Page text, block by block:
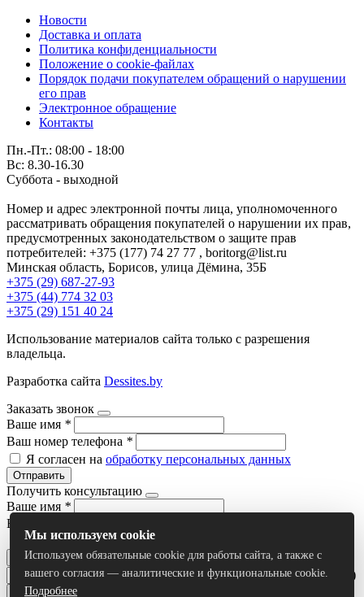
Новости
Доставка и оплата
Политика конфиденциальности
Положение о cookie-файлах
Порядок подачи покупателем обращений о нарушении
его прав
Электронное обращение
Контакты
Пн.-Пт.: 08:00 - 18:00
Вс: 8.30-16.30
Суббота - выходной
Номер и адрес электронной почты лица, уполномоченного
рассматривать обращения покупателей о нарушении их прав,
предусмотренных законодательством о защите прав
потребителей: +375 (177) 74 27 77 , boritorg@list.ru
Минская область, Борисов, улица Дёмина, 35Б
+375 (29) 687-27-93
+375 (44) 774 32 03
+375 (29) 151 40 24
Использование материалов сайта только с разрешения
владельца.
Разработка сайта Dessites.by
Заказать звонок
Ваше имя *
Ваш номер телефона *
Я согласен на обработку персональных данных
Отправить
Получить консультацию
Ваше имя *
Ваш номер телефона
Я согласен наобработку персональных данных
Отправить
Умный поиск(тестовый режим)
Мы используем cookie
Используем обязательные cookie для работы сайта, а также с
вашего согласия — аналитические и функциональные cookie.
Подробнее